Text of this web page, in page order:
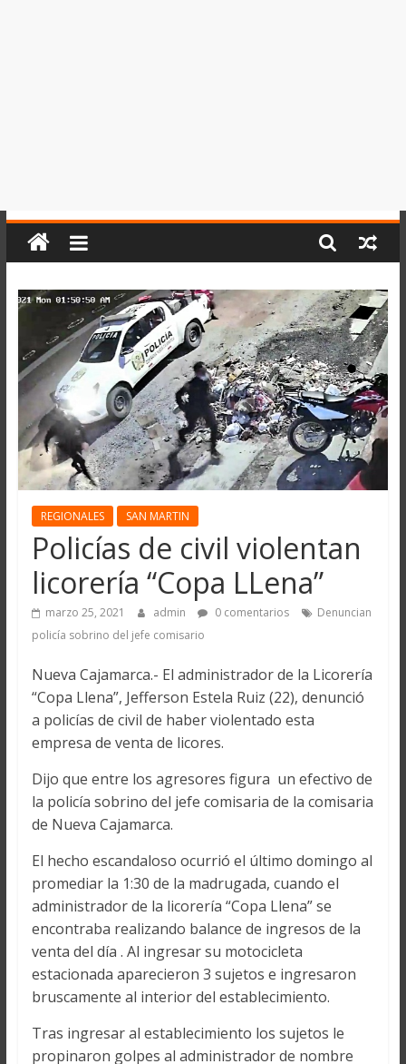
REGIONALES SAN MARTIN
Policías de civil violentan
licorería “Copa LLena”
marzo 25, 2021 admin 0 comentarios
Denuncian
policía sobrino del jefe comisario
Nueva Cajamarca.- El administrador de la Licorería
“Copa Llena”, Jefferson Estela Ruiz (22), denunció
a policías de civil de haber violentado esta
empresa de venta de licores.
Dijo que entre los agresores figura un efectivo de
la policía sobrino del jefe comisaria de la comisaria
de Nueva Cajamarca.
El hecho escandaloso ocurrió el último domingo al
promediar la 1:30 de la madrugada, cuando el
administrador de la licorería “Copa Llena” se
encontraba realizando balance de ingresos de la
venta del día . Al ingresar su motocicleta
estacionada aparecieron 3 sujetos e ingresaron
bruscamente al interior del establecimiento.
Tras ingresar al establecimiento los sujetos le
propinaron golpes al administrador de nombre